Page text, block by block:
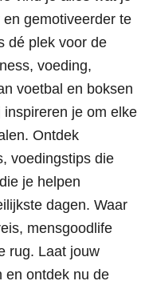
gemotiveerder te
dé plek voor de
voeding,
voetbal en boksen
je om elke
Ontdek
voedingstips die
je helpen
dagen. Waar
mensgoodlife
rug. Laat jouw
en ontdek nu de